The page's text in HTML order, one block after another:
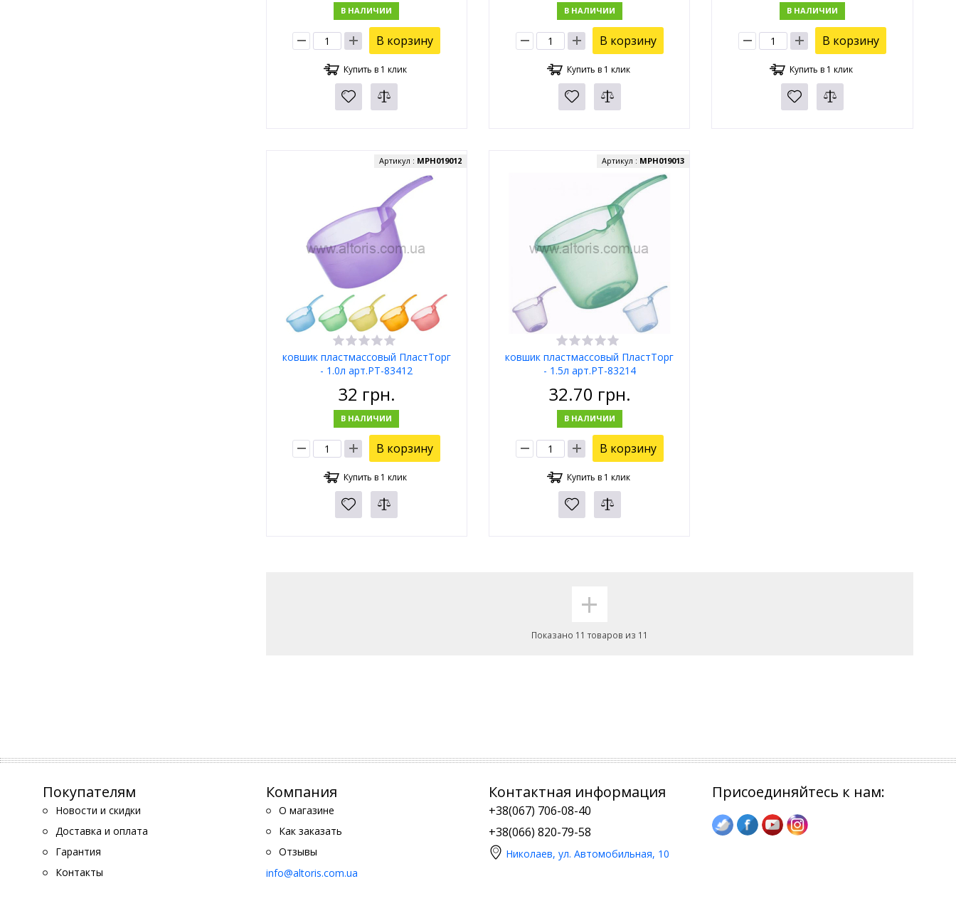
В НАЛИЧИИ
В корзину
Купить в 1 клик
В НАЛИЧИИ
В корзину
Купить в 1 клик
В НАЛИЧИИ
В корзину
Купить в 1 клик
ковшик пластмассовый ПластТорг
- 1.0л арт.PT-83412
Артикул : MPH019012
32 грн.
В НАЛИЧИИ
В корзину
Купить в 1 клик
ковшик пластмассовый ПластТорг
- 1.5л арт.PT-83214
Артикул : MPH019013
32.70 грн.
В НАЛИЧИИ
В корзину
Купить в 1 клик
+
Показано 11 товаров из 11
Покупателям
Новости и скидки
Доставка и оплата
Гарантия
Контакты
Компания
О магазине
Как заказать
Отзывы
info@altoris.com.ua
Контактная информация
+38(067) 706-08-40
+38(066) 820-79-58
Николаев, ул. Автомобильная, 10
Присоединяйтесь к нам: